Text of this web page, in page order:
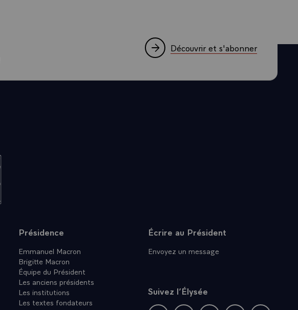
Découvrir et s'abonner
Présidence
Emmanuel Macron
Brigitte Macron
Équipe du Président
Les anciens présidents
Les institutions
Les textes fondateurs
Écrire au Président
Envoyez un message
Suivez l’Élysée